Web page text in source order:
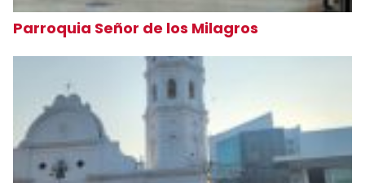
Parroquia Señor de los Milagros